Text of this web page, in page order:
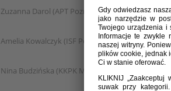
Zuzanna Darol (APT Poznań)
Amelia Kowalczyk (ISF Pogoń Barlinek)
Nina Budzińska (KKPK Medyk POLOmarket Konin)